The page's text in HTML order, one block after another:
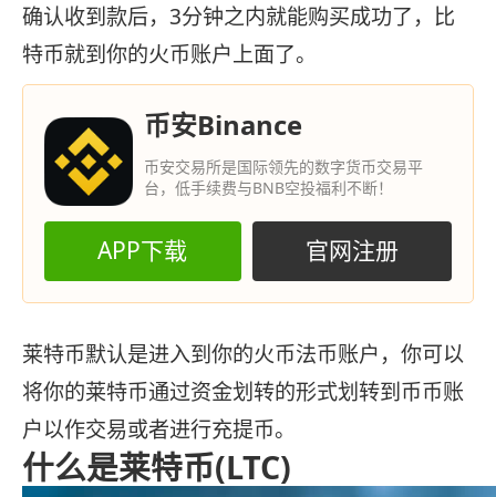
确认收到款后，3分钟之内就能购买成功了，比
特币就到你的火币账户上面了。
币安Binance
币安交易所是国际领先的数字货币交易平
台，低手续费与BNB空投福利不断！
APP下载 官网注册
莱特币默认是进入到你的火币法币账户，你可以
将你的莱特币通过资金划转的形式划转到币币账
户以作交易或者进行充提币。
什么是莱特币(LTC)